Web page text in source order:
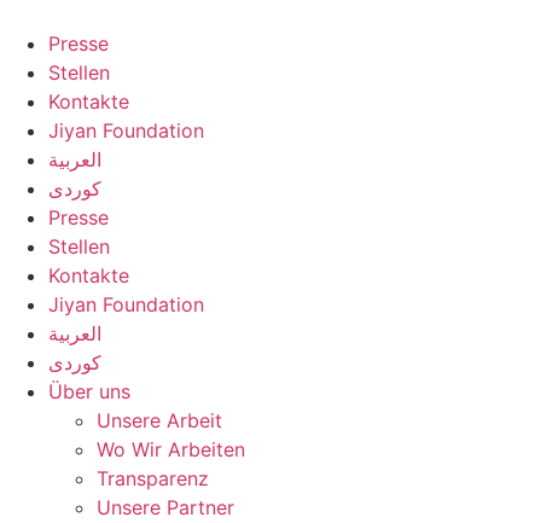
Inhalt
springen
Presse
Stellen
Kontakte
Jiyan Foundation
العربية
کوردی
Presse
Stellen
Kontakte
Jiyan Foundation
العربية
کوردی
Über uns
Unsere Arbeit
Wo Wir Arbeiten
Transparenz
Unsere Partner